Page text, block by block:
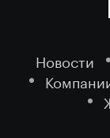
Новости